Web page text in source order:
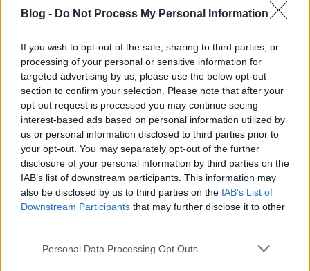
Blog - Do Not Process My Personal Information
If you wish to opt-out of the sale, sharing to third parties, or
processing of your personal or sensitive information for
targeted advertising by us, please use the below opt-out
section to confirm your selection. Please note that after your
opt-out request is processed you may continue seeing
interest-based ads based on personal information utilized by
us or personal information disclosed to third parties prior to
your opt-out. You may separately opt-out of the further
disclosure of your personal information by third parties on the
IAB’s list of downstream participants. This information may
also be disclosed by us to third parties on the IAB’s List of
Downstream Participants that may further disclose it to other
Please note that this website/app uses one or more Google
Personal Data Processing Opt Outs
folytatjuk utazásunkat a Star Wars világában.
Második nekifutásra a folytatástrilógia (2015-2019)